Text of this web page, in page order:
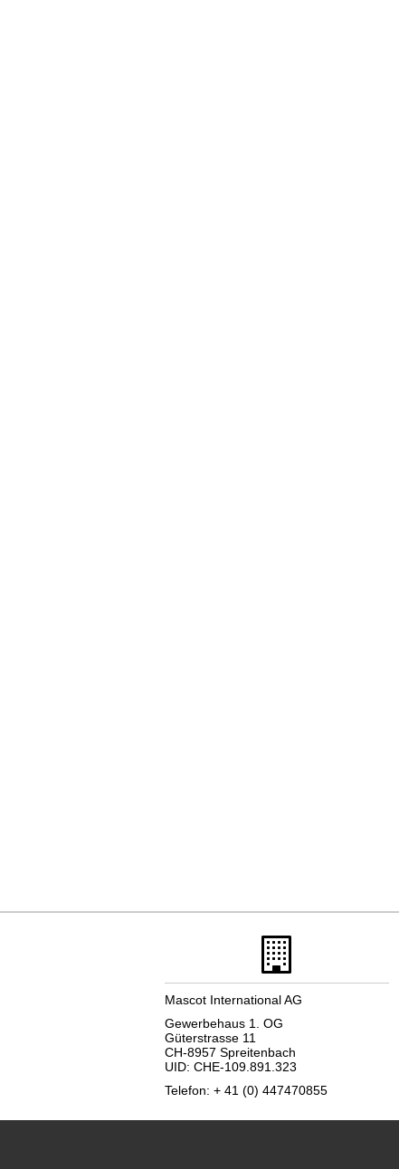
Mascot International AG
Gewerbehaus 1. OG
Güterstrasse 11
CH-8957 Spreitenbach
UID: CHE-109.891.323
Telefon: + 41 (0) 447470855